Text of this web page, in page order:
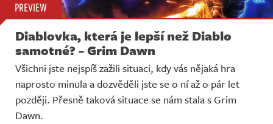
PREVIEW
Diablovka, která je lepší než Diablo
samotné? - Grim Dawn
Všichni jste nejspíš zažili situaci, kdy vás nějaká hra
naprosto minula a dozvěděli jste se o ní až o pár let
později. Přesně taková situace se nám stala s Grim
Dawn.